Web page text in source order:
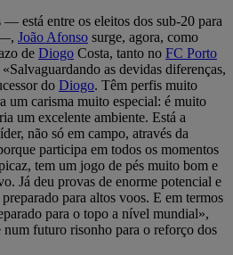
— está entre os eleitos dos sub-20 para
João Afonso surge, agora, como
de Diogo Costa, tanto no FC Porto
as devidas diferenças,
do Diogo. Têm perfis muito
um carisma muito especial: é muito
um excelente ambiente. Está a
não só em campo, através da
participa em todos os momentos
tem um jogo de pés muito bom e
Já deu provas de enorme potencial e
para altos voos. E em termos
para o topo a nível mundial»,
futuro risonho para o reforço dos